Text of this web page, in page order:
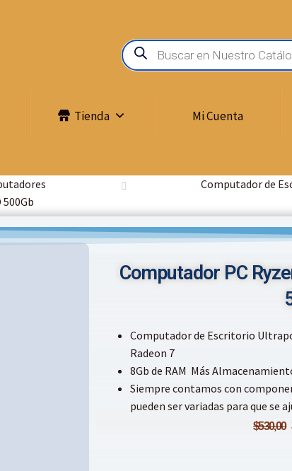
Tienda Mi Cuenta
Computador de
500Gb
Computador PC
Computador de Escritorio
Radeon 7
8Gb de RAM Más
Siempre contamos con
pueden ser variadas para que se
$530,00